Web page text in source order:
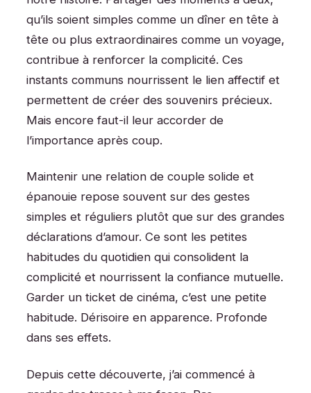
qu’ils soient simples comme un dîner en tête à
tête ou plus extraordinaires comme un voyage,
contribue à renforcer la complicité. Ces
instants communs nourrissent le lien affectif et
permettent de créer des souvenirs précieux.
Mais encore faut-il leur accorder de
l’importance après coup.
Maintenir une relation de couple solide et
épanouie repose souvent sur des gestes
simples et réguliers plutôt que sur des grandes
déclarations d’amour. Ce sont les petites
habitudes du quotidien qui consolident la
complicité et nourrissent la confiance mutuelle.
Garder un ticket de cinéma, c’est une petite
habitude. Dérisoire en apparence. Profonde
dans ses effets.
Depuis cette découverte, j’ai commencé à